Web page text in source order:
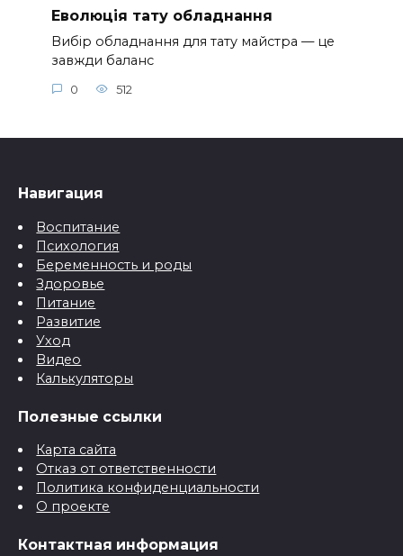
Еволюція тату обладнання
Вибір обладнання для тату майстра — це
завжди баланс
0 512
Навигация
Воспитание
Психология
Беременность и роды
Здоровье
Питание
Развитие
Уход
Видео
Калькуляторы
Полезные ссылки
Карта сайта
Отказ от ответственности
Политика конфиденциальности
О проекте
Контактная информация